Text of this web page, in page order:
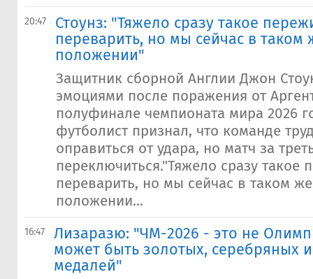
20:47
Стоунз: "Тяжело сразу такое
переварить, но мы сейчас в таком
положении"
Защитник сборной Англии Джон
эмоциями после поражения от
полуфинале чемпионата мира 2026
футболист признал, что команде
оправиться от удара, но матч за
переключиться."Тяжело сразу такое
переварить, но мы сейчас в таком
положении...
16:47
Лизаразю: "ЧМ-2026 - это не
может быть золотых, серебряных
медалей"